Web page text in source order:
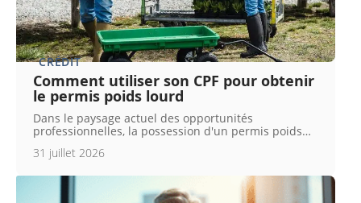
CRÉDIT
Comment utiliser son CPF pour obtenir
le permis poids lourd
Dans le paysage actuel des opportunités
professionnelles, la possession d'un permis poids…
31 juillet 2026